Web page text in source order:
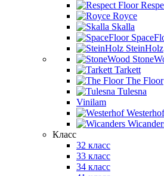
Royce
Skalla
SteinHolz
Tarkett
The Floor
Tulesna
Vinilam
Westerhof
Класс
32 класс
33 класс
34 класс